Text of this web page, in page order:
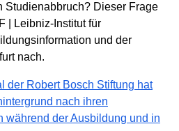
Studienabbruch? Dieser Frage
| Leibniz-Institut für
und der
nach.
der Robert Bosch Stiftung hat
nach ihren
während der Ausbildung und in